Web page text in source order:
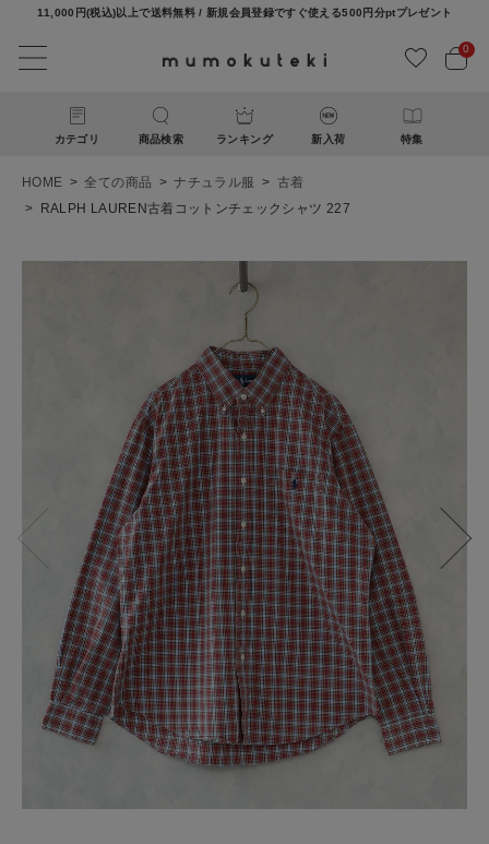
11,000円(税込)以上で送料無料 / 新規会員登録ですぐ使える500円分ptプレゼント
0
カテゴリ 商品検索 ランキング 新入荷 特集
ようこそ ゲスト 様
新規会員登録
RALPH LAU
REN
古着コット
HOME 全ての商品 ナチュラル服
古着
RALPH LAUREN古着コットンチェックシャツ 227